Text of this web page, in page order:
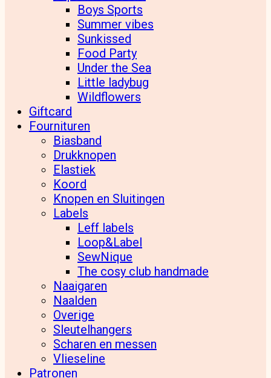
Boys Sports
Summer vibes
Sunkissed
Food Party
Under the Sea
Little ladybug
Wildflowers
Giftcard
Fournituren
Biasband
Drukknopen
Elastiek
Koord
Knopen en Sluitingen
Labels
Leff labels
Loop&Label
SewNique
The cosy club handmade
Naaigaren
Naalden
Overige
Sleutelhangers
Scharen en messen
Vlieseline
Patronen